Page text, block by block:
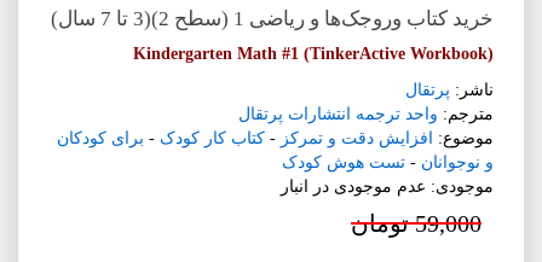
خرید کتاب وروجک‌ها و ریاضی 1 (سطح 2)(3 تا 7 سال)
Kindergarten Math #1 (TinkerActive Workbook)
ناشر: پرتقال
مترجم: واحد ترجمه انتشارات پرتقال
موضوع:
افزایش دقت و تمرکز - کتاب کار کودک - برای کودکان
و نوجوانان - تست هوش کودک
موجودی: عدم موجودی در انبار
59,000 تومان